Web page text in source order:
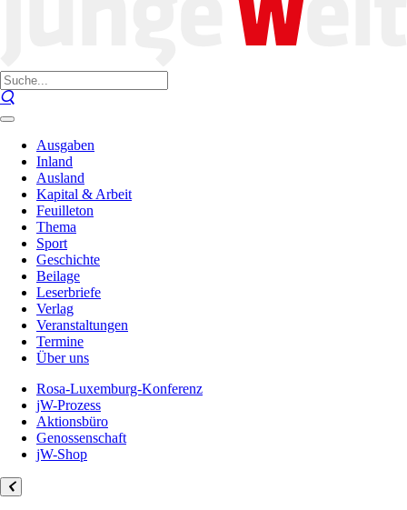
Ausgaben
Inland
Ausland
Kapital & Arbeit
Feuilleton
Thema
Sport
Geschichte
Beilage
Leserbriefe
Verlag
Veranstaltungen
Termine
Über uns
Rosa-Luxemburg-Konferenz
jW-Prozess
Aktionsbüro
Genossenschaft
jW-Shop